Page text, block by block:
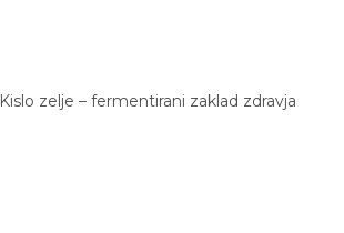
Kislo zelje – fermentirani zaklad zdravja